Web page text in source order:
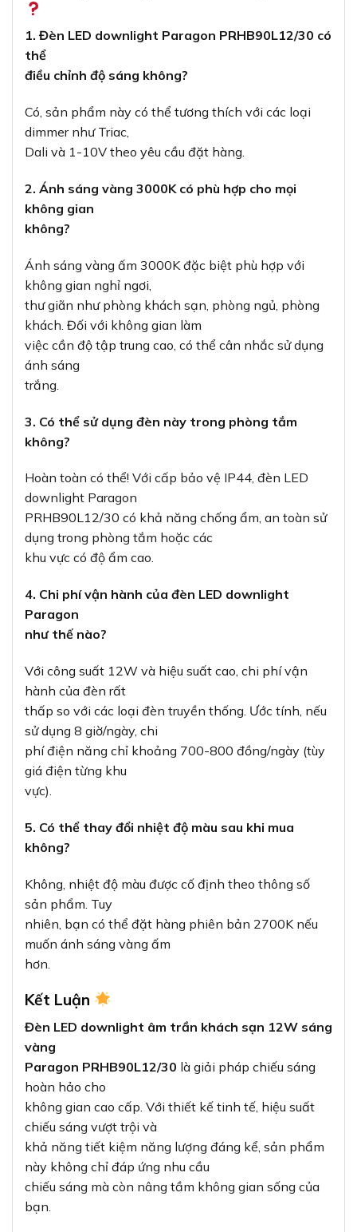
1. Đèn LED downlight Paragon PRHB90L12/30 có
thể
điều chỉnh độ sáng không?
Có, sản phẩm này có thể tương thích với các loại
dimmer như Triac,
Dali và 1-10V theo yêu cầu đặt hàng.
2. Ánh sáng vàng 3000K có phù hợp cho mọi
không gian
không?
Ánh sáng vàng ấm 3000K đặc biệt phù hợp với
không gian nghỉ ngơi,
thư giãn như phòng khách sạn, phòng ngủ, phòng
khách. Đối với không gian làm
việc cần độ tập trung cao, có thể cân nhắc sử dụng
ánh sáng
trắng.
3. Có thể sử dụng đèn này trong phòng tắm
không?
Hoàn toàn có thể! Với cấp bảo vệ IP44, đèn LED
downlight Paragon
PRHB90L12/30 có khả năng chống ẩm, an toàn sử
dụng trong phòng tắm hoặc các
khu vực có độ ẩm cao.
4. Chi phí vận hành của đèn LED downlight
Paragon
như thế nào?
Với công suất 12W và hiệu suất cao, chi phí vận
hành của đèn rất
thấp so với các loại đèn truyền thống. Ước tính, nếu
sử dụng 8 giờ/ngày, chi
phí điện năng chỉ khoảng 700-800 đồng/ngày (tùy
giá điện từng khu
vực).
5. Có thể thay đổi nhiệt độ màu sau khi mua
không?
Không, nhiệt độ màu được cố định theo thông số
sản phẩm. Tuy
nhiên, bạn có thể đặt hàng phiên bản 2700K nếu
muốn ánh sáng vàng ấm
hơn.
Kết Luận
Đèn LED downlight âm trần khách sạn 12W sáng
vàng
Paragon PRHB90L12/30 là giải pháp chiếu sáng
hoàn hảo cho
không gian cao cấp. Với thiết kế tinh tế, hiệu suất
chiếu sáng vượt trội và
khả năng tiết kiệm năng lượng đáng kể, sản phẩm
này không chỉ đáp ứng nhu cầu
chiếu sáng mà còn nâng tầm không gian sống của
bạn.